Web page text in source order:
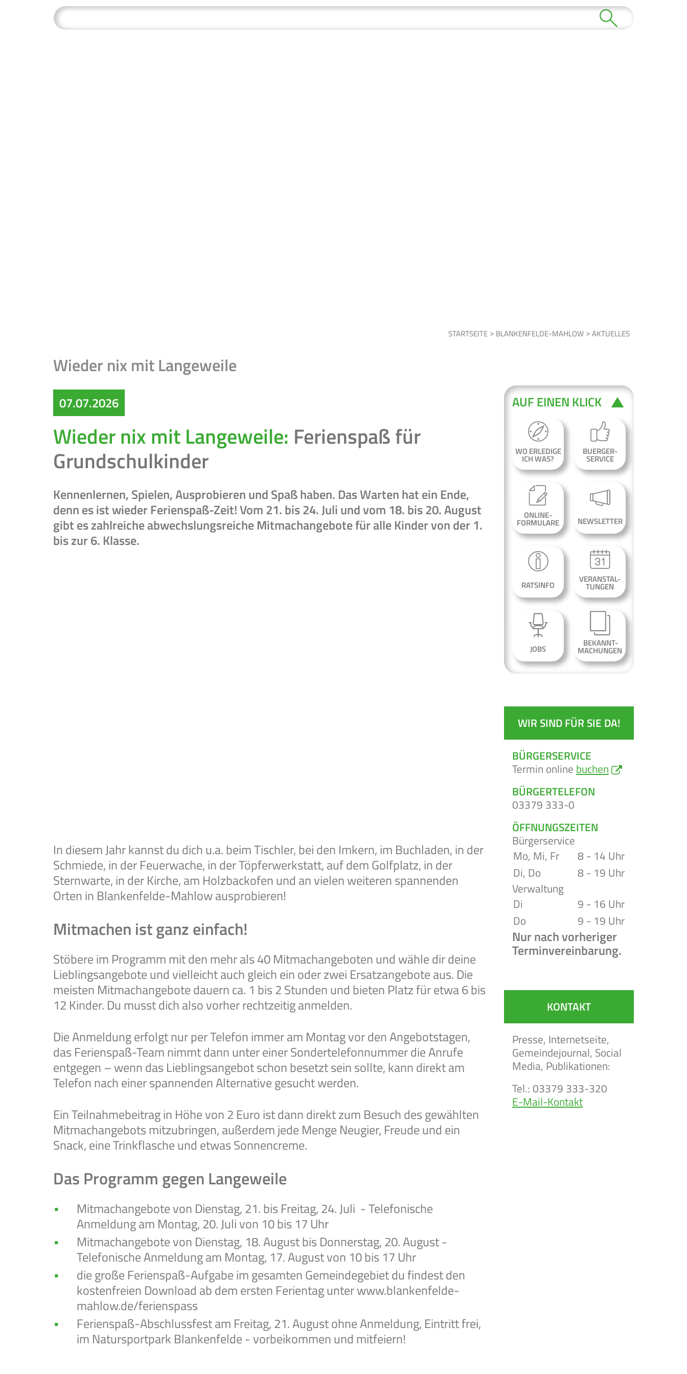
BLANKENFELDE-MAHLOW AKTUELLES
Wieder nix mit Langeweile
07.07.2026
Wieder nix mit Langeweile Ferienspaß für
Grundschulkinder
Kennenlernen, Spielen, Ausprobieren und Spaß haben. Das Warten hat ein Ende,
denn es ist wieder Ferienspaß-Zeit! Vom 21. bis 24. Juli und vom 18. bis 20. August
gibt es zahlreiche abwechslungsreiche Mitmachangebote für alle Kinder von der 1.
bis zur 6. Klasse.
In diesem Jahr kannst du dich u.a. beim Tischler, bei den Imkern, im Buchladen, in der
Schmiede, in der Feuerwache, in der Töpferwerkstatt, auf dem Golfplatz, in der
Sternwarte, in der Kirche, am Holzbackofen und an vielen weiteren spannenden
Orten in Blankenfelde-Mahlow ausprobieren!
Mitmachen ist ganz einfach!
Stöbere im Programm mit den mehr als 40 Mitmachangeboten und wähle dir deine
Lieblingsangebote und vielleicht auch gleich ein oder zwei Ersatzangebote aus. Die
meisten Mitmachangebote dauern ca. 1 bis 2 Stunden und bieten Platz für etwa 6 bis
12 Kinder. Du musst dich also vorher rechtzeitig anmelden.
Die Anmeldung erfolgt nur per Telefon immer am Montag vor den Angebotstagen,
das Ferienspaß-Team nimmt dann unter einer Sondertelefonnummer die Anrufe
entgegen – wenn das Lieblingsangebot schon besetzt sein sollte, kann direkt am
Telefon nach einer spannenden Alternative gesucht werden.
Ein Teilnahmebeitrag in Höhe von 2 Euro ist dann direkt zum Besuch des gewählten
Mitmachangebots mitzubringen, außerdem jede Menge Neugier, Freude und ein
Snack, eine Trinkflasche und etwas Sonnencreme.
Das Programm gegen Langeweile
Mitmachangebote von Dienstag, 21. bis Freitag, 24. Juli - Telefonische
Anmeldung am Montag, 20. Juli von 10 bis 17 Uhr
Mitmachangebote von Dienstag, 18. August bis Donnerstag, 20. August -
Telefonische Anmeldung am Montag, 17. August von 10 bis 17 Uhr
die große Ferienspaß-Aufgabe im gesamten Gemeindegebiet du findest den
kostenfreien Download ab dem ersten Ferientag unter www.blankenfelde-
mahlow.de/ferienspass
Ferienspaß-Abschlussfest am Freitag, 21. August ohne Anmeldung, Eintritt frei,
im Natursportpark Blankenfelde - vorbeikommen und mitfeiern!
AUF EINEN KLICK
WO ERLEDIGE
ICH WAS?
BUERGER-
SERVICE
ONLINE-
FORMULARE NEWSLETTER
RATSINFO VERANSTAL-
TUNGEN
JOBS BEKANNT-
MACHUNGEN
WIR SIND FÜR SIE DA!
BÜRGERSERVICE
Termin online buchen
BÜRGERTELEFON
03379 333-0
ÖFFNUNGSZEITEN
Bürgerservice
Mo, Mi, Fr
8 - 14 Uhr
Di, Do
8 - 19 Uhr
Verwaltung
Di
9 - 16 Uhr
Do
9 - 19 Uhr
Nur nach vorheriger
Terminvereinbarung.
KONTAKT
Presse, Internetseite,
Gemeindejournal, Social
Media, Publikationen:
Tel.: 03379 333-320
E-Mail-Kontakt